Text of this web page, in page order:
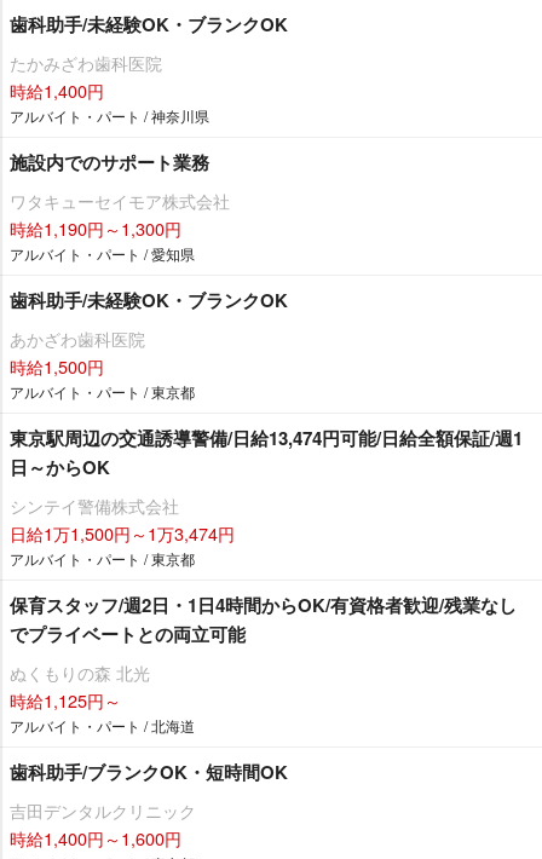
歯科助手/未経験OK・ブランクOK
たかみざわ歯科医院
時給1,400円
アルバイト・パート / 神奈川県
施設内でのサポート業務
ワタキューセイモア株式会社
時給1,190円～1,300円
アルバイト・パート / 愛知県
歯科助手/未経験OK・ブランクOK
あかざわ歯科医院
時給1,500円
アルバイト・パート / 東京都
東京駅周辺の交通誘導警備/日給13,474円可能/日給全額保証/週1
日～からOK
シンテイ警備株式会社
日給1万1,500円～1万3,474円
アルバイト・パート / 東京都
保育スタッフ/週2日・1日4時間からOK/有資格者歓迎/残業なし
でプライベートとの両立可能
ぬくもりの森 北光
時給1,125円～
アルバイト・パート / 北海道
歯科助手/ブランクOK・短時間OK
吉田デンタルクリニック
時給1,400円～1,600円